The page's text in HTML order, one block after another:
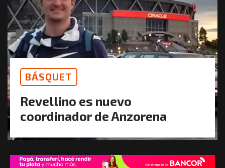
BÁSQUET
Revellino es nuevo
coordinador de Anzorena